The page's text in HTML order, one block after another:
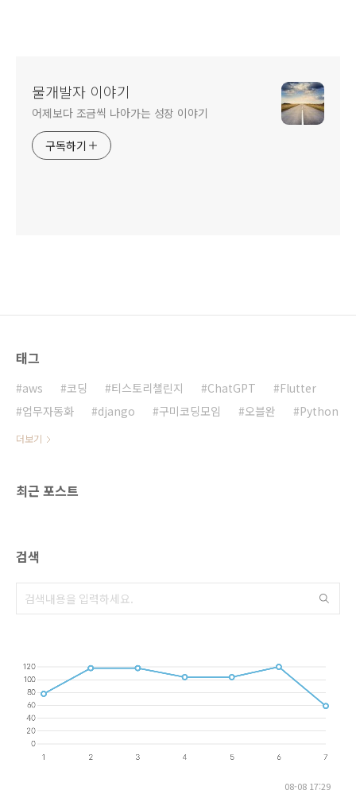
물개발자 이야기
어제보다 조금씩 나아가는 성장 이야기
구독하기
태그
aws 코딩 티스토리챌린지 ChatGPT
Flutter
업무자동화
django 구미코딩모임 오블완 Python
더보기
최근 포스트
검색
08-08 17:29